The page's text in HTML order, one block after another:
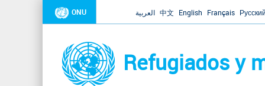
ONU العربية 中文 English Français Русский
Refugiados y